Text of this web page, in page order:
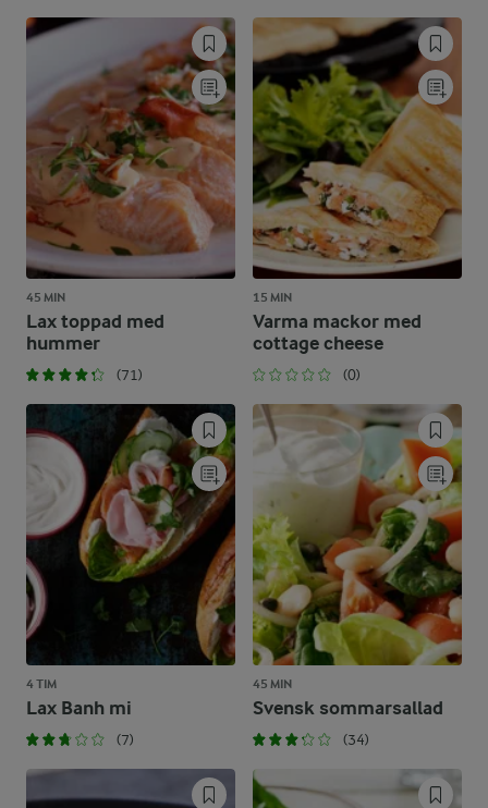
45 MIN
Lax toppad med
hummer
(71)
15 MIN
Varma mackor med
cottage cheese
(0)
4 TIM
Lax Banh mi
(7)
45 MIN
Svensk sommarsallad
(34)